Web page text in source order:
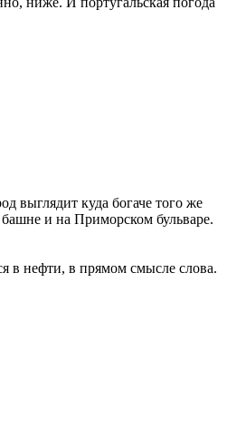
выглядит куда богаче того же
и на Приморском бульваре.
в нефти, в прямом смысле слова.